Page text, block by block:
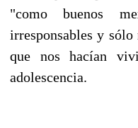
"como buenos
irresponsables y sólo
que nos hacían
adolescencia.